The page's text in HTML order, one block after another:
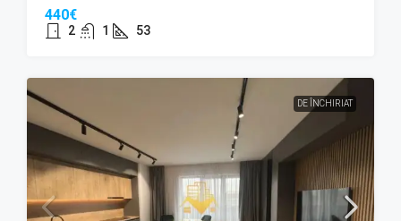
440€
2 1 53
DE ÎNCHIRIAT